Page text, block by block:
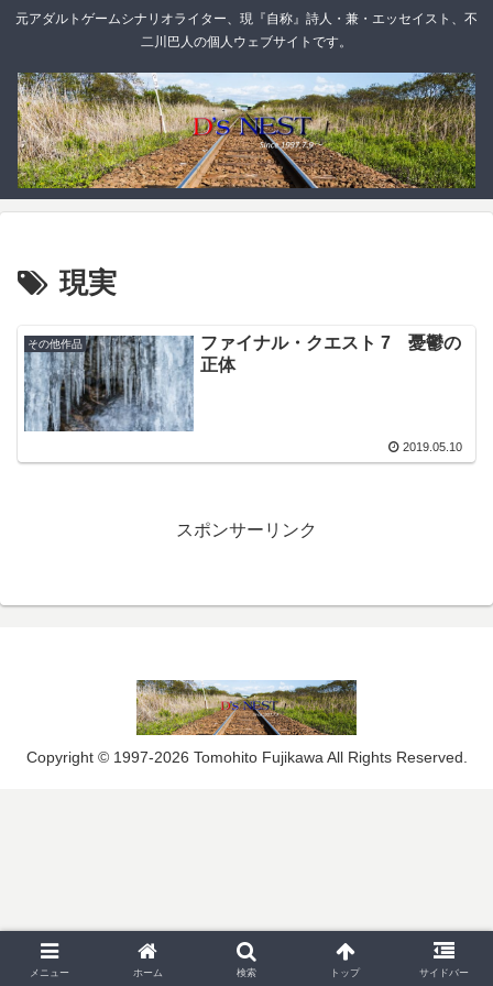
元アダルトゲームシナリオライター、現『自称』詩人・兼・エッセイスト、不
二川巴人の個人ウェブサイトです。
現実
その他作品
ファイナル・クエスト 7 憂鬱の
正体
2019.05.10
スポンサーリンク
Copyright © 1997-2026 Tomohito Fujikawa All Rights Reserved.
メニュー ホーム 検索 トップ サイドバー